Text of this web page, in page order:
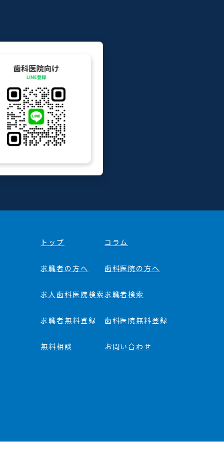
トップ
求職者の方へ
求人歯科医院検索
求職者無料登録
無料相談
コラム
歯科医院の方へ
求職者検索
歯科医院無料登録
お問い合わせ